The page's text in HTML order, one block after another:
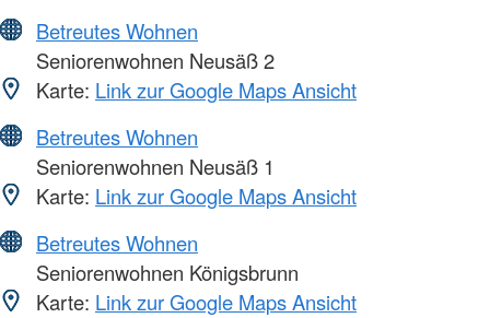
Betreutes Wohnen
Seniorenwohnen Neusäß 2
Karte: Link zur Google Maps Ansicht
Betreutes Wohnen
Seniorenwohnen Neusäß 1
Karte: Link zur Google Maps Ansicht
Betreutes Wohnen
Seniorenwohnen Königsbrunn
Karte: Link zur Google Maps Ansicht